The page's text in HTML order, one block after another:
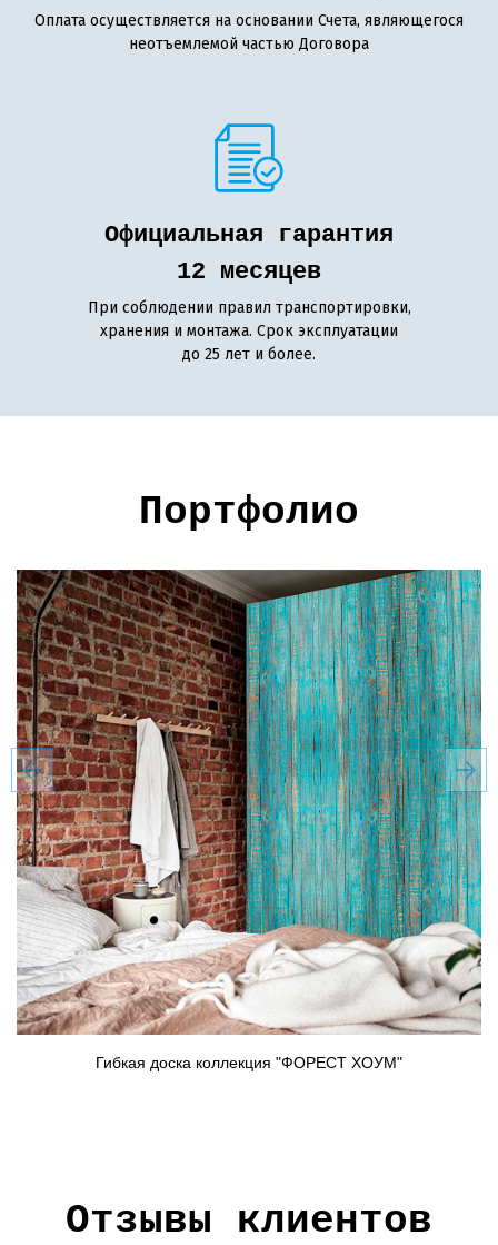
Оплата осуществляется на основании Счета, являющегося
неотъемлемой частью Договора
Официальная гарантия
12 месяцев
При соблюдении правил транспортировки,
хранения и монтажа. Срок эксплуатации
до 25 лет и более.
Портфолио
Гибкая доска коллекция "ФОРЕСТ ХОУМ"
Отзывы клиентов